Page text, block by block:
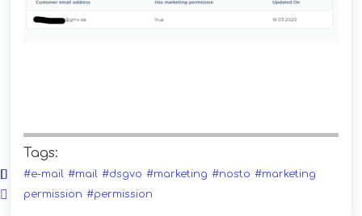
Tags:
#e-mail #mail #dsgvo #marketing #nosto #marketing
permission #permission